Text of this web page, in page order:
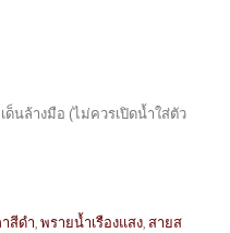
ด็นล้างมือ (ไม่ควรเปิดน้ำใส่ตัว
สีดำ,พรายน้ำเรืองแสง,สายส